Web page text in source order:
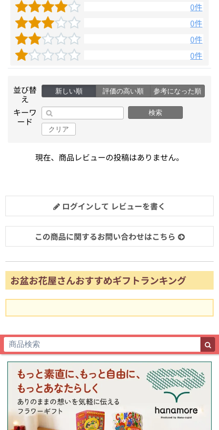
0件
0件
0件
0件
並び替
え
新しい順 評価の高い順 参考になった順
キーワ
ード
検索
クリア
現在、商品レビューの投稿はありません。
ログインして レビューを書く
この商品に関するお問い合わせはこちら
お盆お花屋さんおすすめギフトランキング